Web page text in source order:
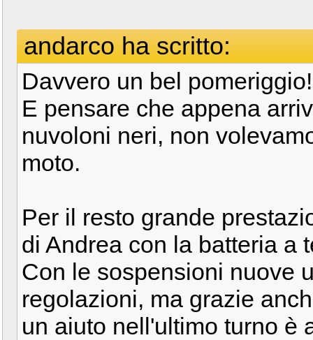
andarco ha scritto:
Davvero un bel pomeriggio!
E pensare che appena
nuvoloni neri, non
moto.
Per il resto grande
di Andrea con la batteria a
Con le sospensioni nuove
regolazioni, ma grazie
un aiuto nell'ultimo turno è